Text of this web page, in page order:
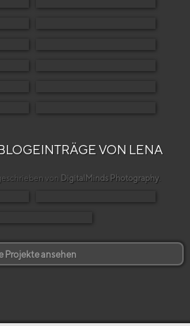
VON LENA
von DigitalMinds Photography.
Projekte ansehen